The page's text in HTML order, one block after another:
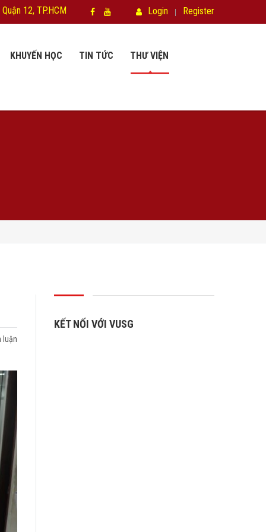
Login Register
12, TP.HCM
KHUYẾN HỌC TIN TỨC THƯ VIỆN
luận
KẾT NỐI VỚI VUSG